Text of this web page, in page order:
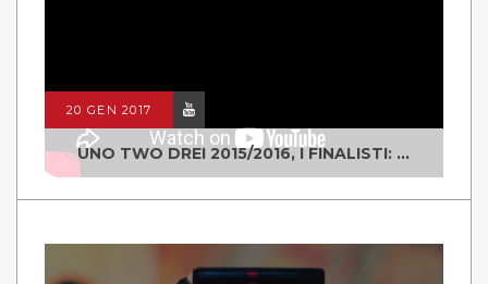
20 GEN 2017
UNO TWO DREI 2015/2016, I FINALISTI: CLASSE IV ALS ISTITUTO "DEGASPERI" BORGO VALSUGANA